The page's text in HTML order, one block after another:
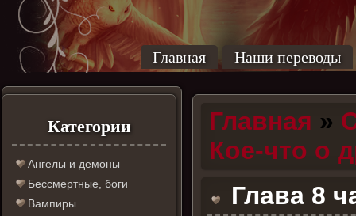
Главная Наши переводы
Категории
Ангелы и демоны
Бессмертные, боги
Вампиры
Главная »
Кое-что о
Глава 8